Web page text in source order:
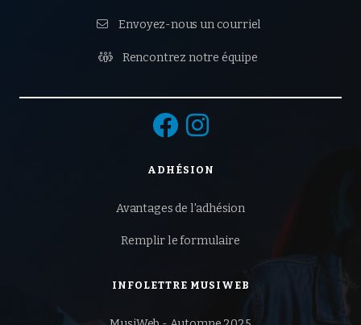
 Envoyez-nous un courriel
 Rencontrez notre équipe
 
ADHÉSION
Avantages de l'adhésion
Remplir le formulaire
INFOLETTRE MUSIWEB